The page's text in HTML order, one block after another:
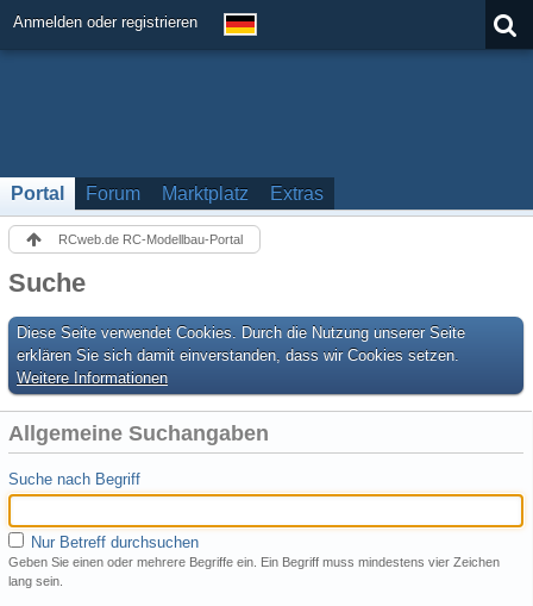
Anmelden oder registrieren
Portal Forum Marktplatz Extras
RCweb.de RC-Modellbau-Portal
Suche
Diese Seite verwendet Cookies. Durch die Nutzung unserer Seite
erklären Sie sich damit einverstanden, dass wir Cookies setzen.
Weitere Informationen
Allgemeine Suchangaben
Suche nach Begriff
Nur Betreff durchsuchen
Geben Sie einen oder mehrere Begriffe ein. Ein Begriff muss mindestens vier Zeichen
lang sein.